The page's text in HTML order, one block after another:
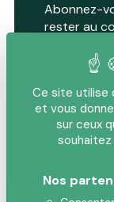
Ce site utilise
et vous
sur ceux
Nos
Abonnez-
rester au
En
et notre